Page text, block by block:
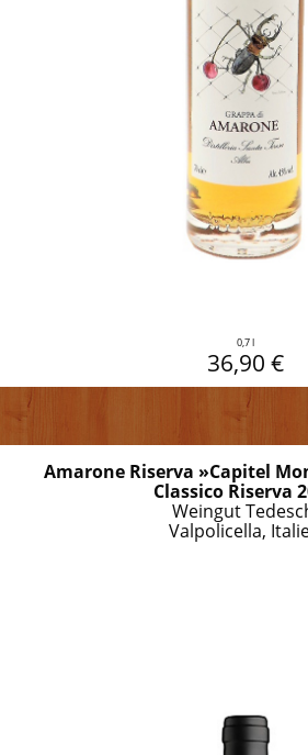
0,7 l
36,90 €
Amarone Riserva »Capitel
Classico Riserva
Weingut
Valpolicella,